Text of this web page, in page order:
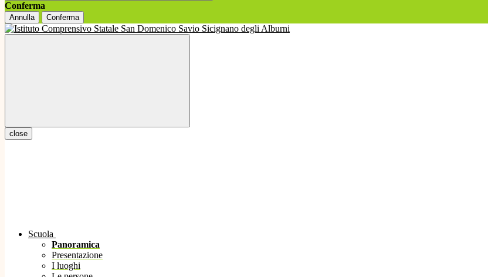
Conferma
Annulla Conferma
close
Scuola
Panoramica
Presentazione
I luoghi